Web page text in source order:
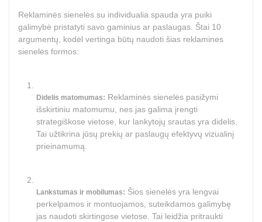
Reklaminės sienelės su individualia spauda yra puiki
galimybė pristatyti savo gaminius ar paslaugas. Štai 10
argumentų, kodėl vertinga būtų naudoti šias reklamines
sienelės formos:
Didelis matomumas: Reklaminės sienelės pasižymi
išskirtiniu matomumu, nes jas galima įrengti
strategiškose vietose, kur lankytojų srautas yra didelis.
Tai užtikrina jūsų prekių ar paslaugų efektyvų vizualinį
prieinamumą.
Lankstumas ir mobilumas: Šios sienelės yra lengvai
perkelpamos ir montuojamos, suteikdamos galimybę
jas naudoti skirtingose vietose. Tai leidžia pritraukti